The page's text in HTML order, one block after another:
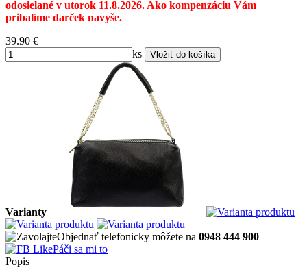
odosielané v utorok 11.8.2026. Ako kompenzáciu Vám
pribalíme darček navyše.
39.90 €
ks
Varianty
Objednať telefonicky môžete na 0948 444 900
Páči sa mi to
Popis